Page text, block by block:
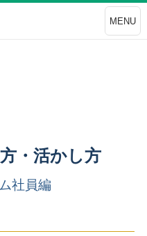
MENU
・活かし方
社員編